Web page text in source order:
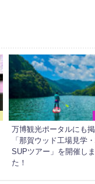
万博観光ポータルにも
「那賀ウッド工場見学
SUPツアー」を開催しま
た！